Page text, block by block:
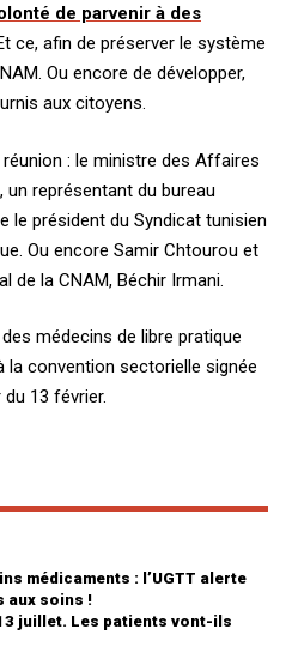
de parvenir à des
ce, afin de préserver le système
Ou encore de développer,
aux citoyens.
: le ministre des Affaires
un représentant du bureau
le président du Syndicat tunisien
Ou encore Samir Chtourou et
de la CNAM, Béchir Irmani.
médecins de libre pratique
la convention sectorielle signée
13 février.
médicaments : l’UGTT alerte
aux soins !
juillet. Les patients vont-ils